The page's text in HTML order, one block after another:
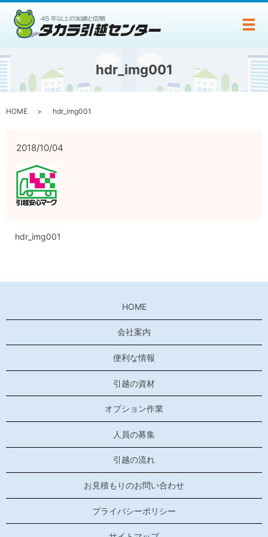
メ
hdr_img001
HOME hdr_img001
2018/10/04
hdr_img001
HOME
会社案内
便利な情報
引越の資材
オプション作業
人員の募集
引越の流れ
お見積もりのお問い合わせ
プライバシーポリシー